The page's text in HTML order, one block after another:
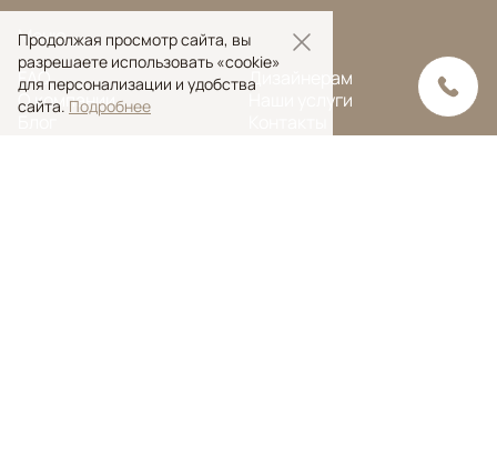
Меню
FAQ
О компании
Дизайнерам
Наши услуги
Продолжая просмотр сайта, вы
разрешаете использовать «cookie»
для персонализации и удобства
сайта. Подробнее